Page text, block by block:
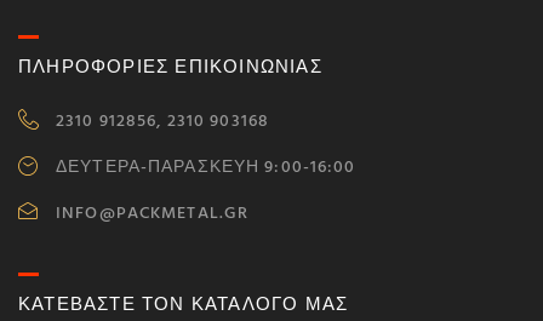
ΠΛΗΡΟΦΟΡΙΕΣ ΕΠΙΚΟΙΝΩΝΙΑΣ
2310 912856, 2310 903168
ΔΕΥΤΕΡΑ-ΠΑΡΑΣΚΕΥΗ 9:00-16:00
INFO@PACKMETAL.GR
ΚΑΤΕΒΑΣΤΕ ΤΟΝ ΚΑΤΑΛΟΓΟ ΜΑΣ